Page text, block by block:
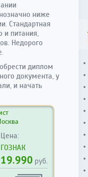
ниже
Стандартная
и питания,
Недорого
диплом
документа, у
и начать
Цена:
ГОЗНАК
19.990 руб.